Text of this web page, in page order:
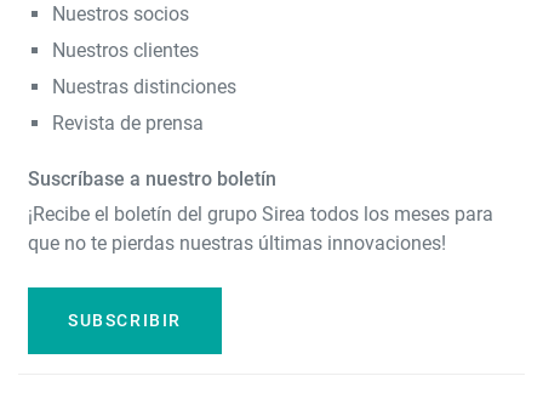
Nuestros socios
Nuestros clientes
Nuestras distinciones
Revista de prensa
Suscríbase a nuestro boletín
¡Recibe el boletín del grupo Sirea todos los meses para
que no te pierdas nuestras últimas innovaciones!
SUBSCRIBIR